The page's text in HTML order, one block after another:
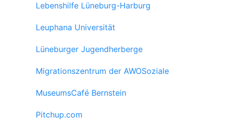
Lebenshilfe Lüneburg-Harburg
Leuphana Universität
Lüneburger Jugendherberge
Migrationszentrum der AWOSoziale
MuseumsCafé Bernstein
Pitchup.com